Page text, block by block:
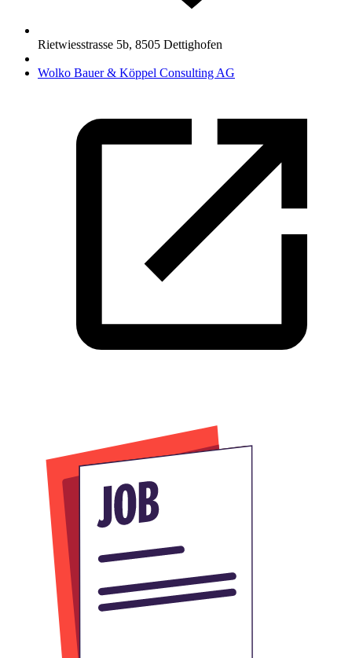
Rietwiesstrasse 5b, 8505 Dettighofen
Wolko Bauer & Köppel Consulting AG